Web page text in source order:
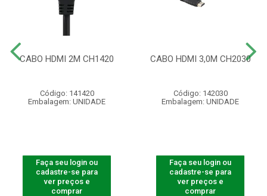
CABO HDMI 2M CH1420
Código: 141420
Embalagem: UNIDADE
Faça seu login ou
cadastre-se para
ver preços e
comprar
CABO HDMI 3,0M CH2030
Código: 142030
Embalagem: UNIDADE
Faça seu login ou
cadastre-se para
ver preços e
comprar